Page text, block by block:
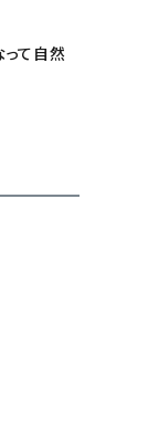
って自然